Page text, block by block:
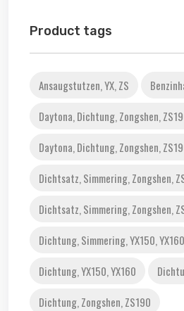
Product tags
Ansaugstutzen, YX, ZS
Daytona, Dichtung, Zongshen,
Daytona, Dichtung, Zongshen,
Dichtsatz, Simmering, Zongshen,
Dichtsatz, Simmering, Zongshen,
Dichtung, Simmering, YX150, YX160
Dichtung, YX150, YX160
Dichtung, Zongshen, ZS190